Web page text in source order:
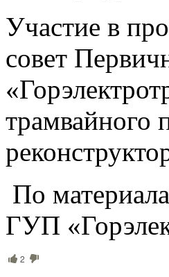
Участие в
совет
трамвайного
По
ГУП
2